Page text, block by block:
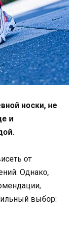
носки, не
и
от
Однако,
выбор: